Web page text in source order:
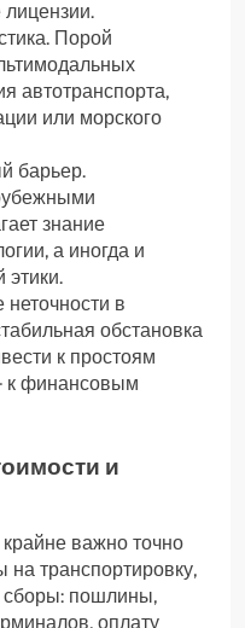
Порой
автотранспорта,
или морского
барьер.
знание
а иногда и
этики.
в
обстановка
к простоям
к финансовым
и
важно точно
на транспортировку,
сборы: пошлины,
оплату